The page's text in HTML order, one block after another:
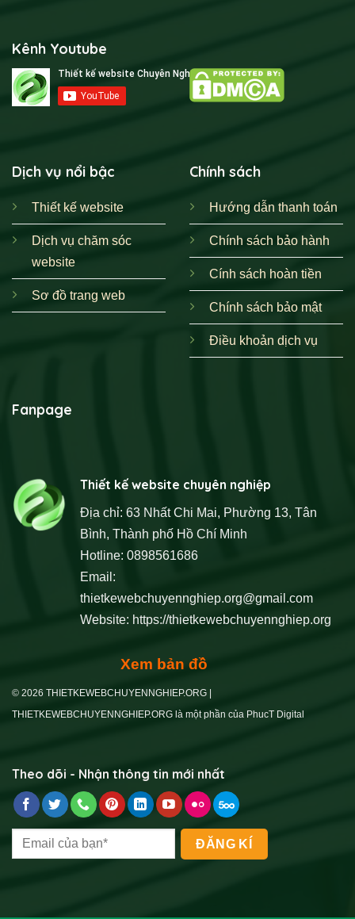
Kênh Youtube
Dịch vụ nổi bậc
Thiết kế website
Dịch vụ chăm sóc
website
Sơ đồ trang web
Chính sách
Hướng dẫn thanh toán
Chính sách bảo hành
Cính sách hoàn tiền
Chính sách bảo mật
Điều khoản dịch vụ
Fanpage
Thiết kế website chuyên nghiệp
Địa chỉ: 63 Nhất Chi Mai, Phường 13, Tân
Bình, Thành phố Hồ Chí Minh
Hotline: 0898561686
Email:
thietkewebchuyennghiep.org@gmail.com
Website: https://thietkewebchuyennghiep.org
Xem bản đồ
© 2026 THIETKEWEBCHUYENNGHIEP.ORG |
THIETKEWEBCHUYENNGHIEP.ORG là một phần của PhucT Digital
Theo dõi - Nhận thông tin mới nhất